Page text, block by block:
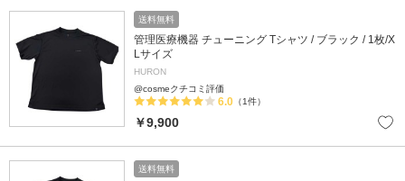
送料無料
管理医療機器 チューニング Tシャツ / ブラック / 1枚/X
Lサイズ
HURON
@cosmeクチコミ評価
6.0 （1件）
￥9,900
送料無料